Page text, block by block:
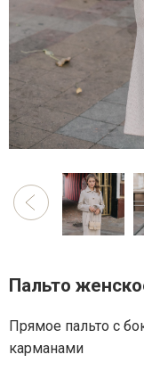
Пальто
Прямое пальто с
карманами